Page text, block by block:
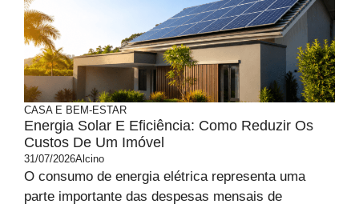
CASA E BEM-ESTAR
Energia Solar E Eficiência: Como Reduzir Os
Custos De Um Imóvel
31/07/2026Alcino
O consumo de energia elétrica representa uma
parte importante das despesas mensais de